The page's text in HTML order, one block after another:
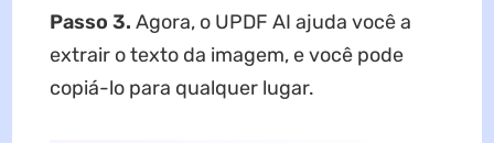
Passo 3. Agora, o UPDF AI ajuda você a
extrair o texto da imagem, e você pode
copiá-lo para qualquer lugar.